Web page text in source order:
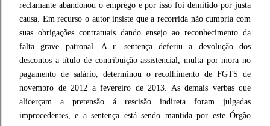
reclamante abandonou o emprego e por isso foi demitido por justa
causa. Em recurso o autor insiste que a recorrida não cumpria com
suas obrigações contratuais dando ensejo ao reconhecimento da
falta grave patronal. A r. sentença deferiu a devolução dos
descontos a título de contribuição assistencial, multa por mora no
pagamento de salário, determinou o recolhimento de FGTS de
novembro de 2012 a fevereiro de 2013. As demais verbas que
alicerçam a pretensão á rescisão indireta foram julgadas
improcedentes, e a sentença está sendo mantida por este Órgão